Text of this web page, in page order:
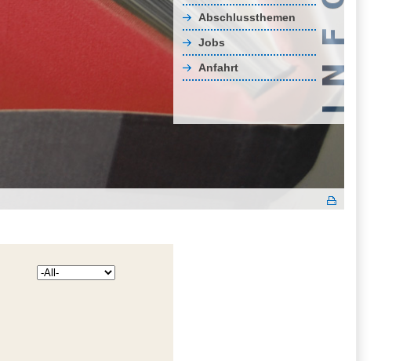
Abschlussthemen
Jobs
Anfahrt